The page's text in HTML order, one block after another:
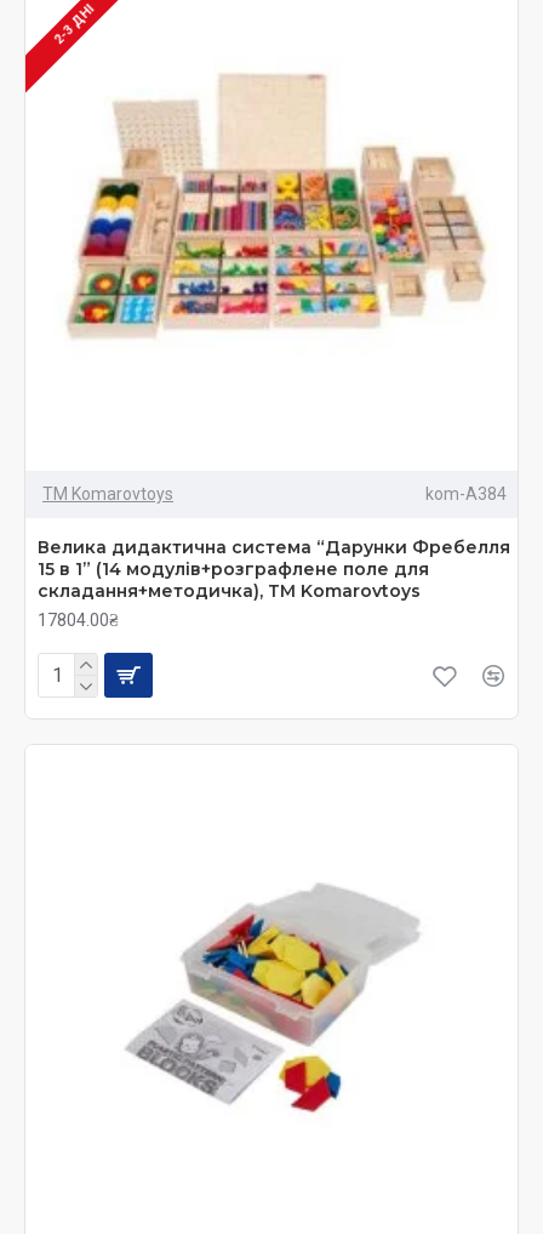
2-3 ДНІ
ТМ Komarovtoys kom-А384
Велика дидактична система “Дарунки Фребелля
15 в 1” (14 модулів+розграфлене поле для
складання+методичка), ТМ Komarovtoys
17804.00₴